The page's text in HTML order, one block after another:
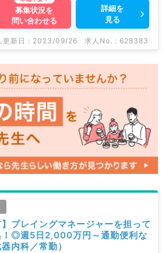
業医等の企業系求人も多数扱って
細等はお気軽にお問合せ下さ
募集状況を
問い合わせる
詳細を
見る
更新日 : 2023/09/26 求人No. : 628383
】プレイングマネージャーを担って
！◎週5日2,000万円～通勤便利な
内科／常勤）